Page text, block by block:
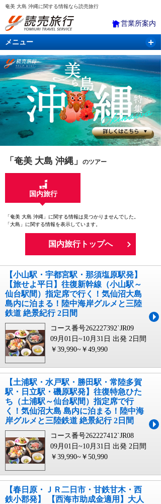
奄美 大島 沖縄に関する情報なら読売旅行
営業所案内
メニュー
国内旅行 バスツアー 海外旅行 クルーズ
航空・ＪＲ＋宿泊 航空券＆ホテル
「奄美 大島 沖縄」 のツアー
国内旅行
「奄美 大島 沖縄」に関する情報は見つかりませんでした。
「大島」に関する情報を表示しています。
国内旅行トップへ
【小山駅・宇都宮駅・那須塩原駅発】
【旅せよ平日】往復新幹線（小山駅～
仙台駅間）指定席で行く！気仙沼大島
島内に泊まる！陸中海岸グルメと三陸
鉄道 絶景紀行 2日間
コース番号262227392`JR09
09月01日~10月31日 出発 2日間
￥39,990~￥49,990
【土浦駅・水戸駅・勝田駅・常陸多賀
駅・日立駅・磯原駅発】往復特急ひた
ち（土浦駅～仙台駅間）指定席で行
く！気仙沼大島 島内に泊まる！陸中海
岸グルメと三陸鉄道 絶景紀行 2日間
コース番号262227412`JR08
09月01日~10月31日 出発 2日間
￥39,990~￥50,990
【春日原・ＪＲ二日市・甘鉄甘木・西
鉄小郡発】 【西海市助成金適用】大人